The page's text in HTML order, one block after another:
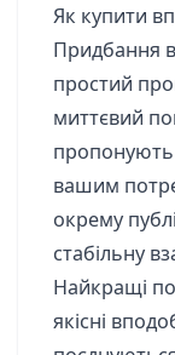
Як купити
Придбання
простий
миттєвий
пропонують
вашим
окрему
стабільну
Найкращі
якісні